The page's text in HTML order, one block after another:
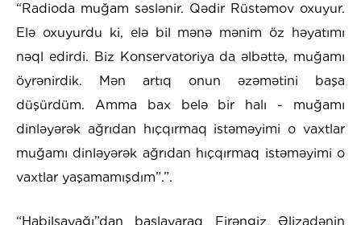
“Radioda muğam səslənir. Qədir Rüstəmov oxuyur.
Elə oxuyurdu ki, elə bil mənə mənim öz həyatımı
nəql edirdi. Biz Konservatoriya da əlbəttə, muğamı
öyrənirdik. Mən artıq onun əzəmətini başa
düşürdüm. Amma bax belə bir halı - muğamı
dinləyərək ağrıdan hıçqırmaq istəməyimi o vaxtlar
muğamı dinləyərək ağrıdan hıçqırmaq istəməyimi o
vaxtlar yaşamamışdım”.”.
“Habilsayağı”dan başlayaraq Firəngiz Əlizadənin